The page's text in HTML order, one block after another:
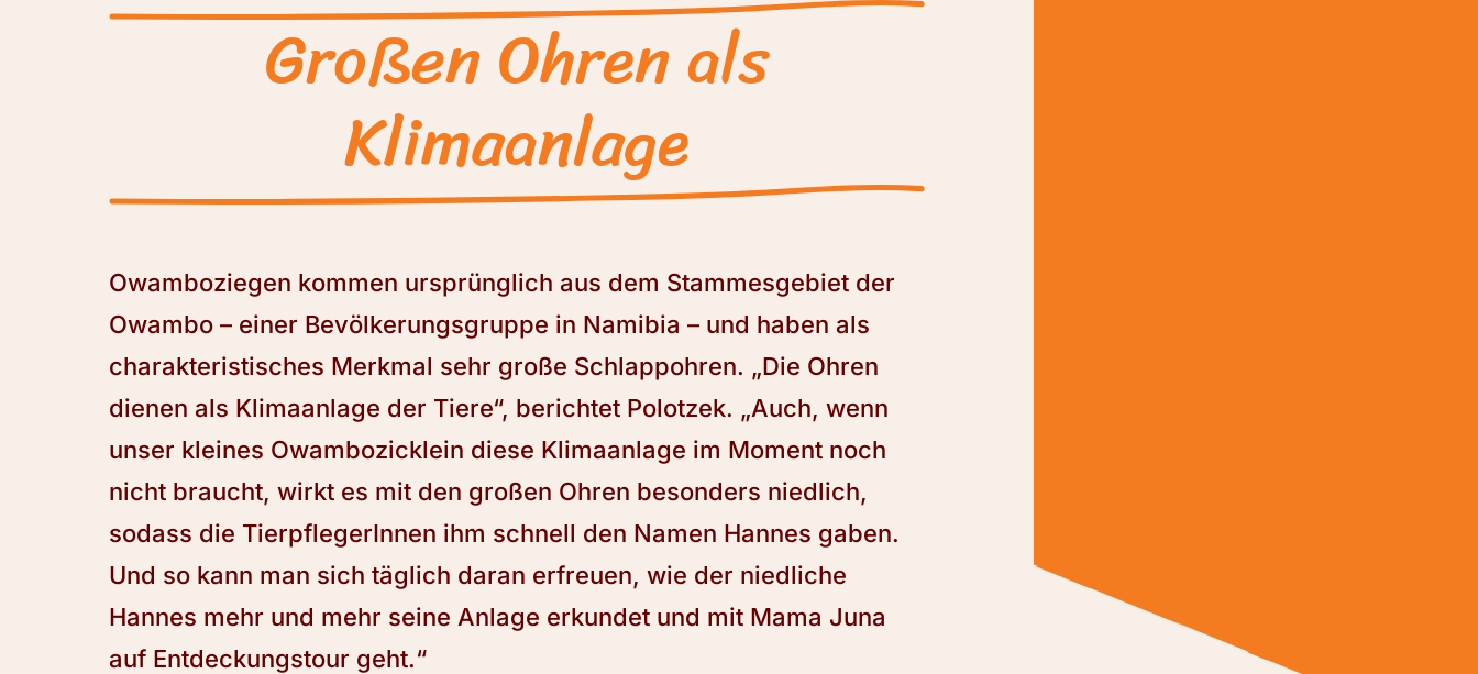
Großen Ohren als
Klimaanlage
Owamboziegen kommen ursprünglich aus dem Stammesgebiet der
Owambo – einer Bevölkerungsgruppe in Namibia – und haben als
charakteristisches Merkmal sehr große Schlappohren. „Die Ohren
dienen als Klimaanlage der Tiere“, berichtet Polotzek. „Auch, wenn
unser kleines Owambozicklein diese Klimaanlage im Moment noch
nicht braucht, wirkt es mit den großen Ohren besonders niedlich,
sodass die TierpflegerInnen ihm schnell den Namen Hannes gaben.
Und so kann man sich täglich daran erfreuen, wie der niedliche
Hannes mehr und mehr seine Anlage erkundet und mit Mama Juna
auf Entdeckungstour geht.“